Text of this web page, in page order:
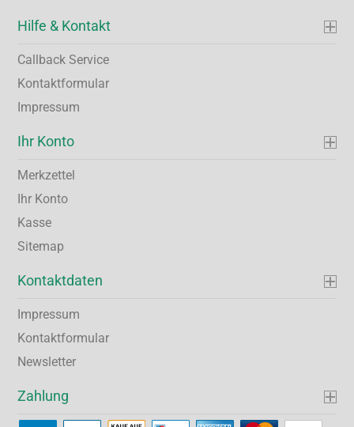
Hilfe & Kontakt
Callback Service
Kontaktformular
Impressum
Ihr Konto
Merkzettel
Ihr Konto
Kasse
Sitemap
Kontaktdaten
Impressum
Kontaktformular
Newsletter
Zahlung